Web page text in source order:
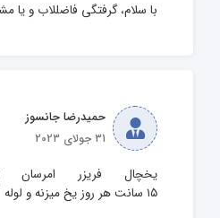
با سلام، گرفتگی فاضللاب و یا
حمیدرضا جانسوز
31 جولای 2023
۱۵ سانت هر روز یخ میزنه و لوله ای هم که از فریزر به یخچال میره و دور لوله رو که خمیر زدن تا سرما بیرون نیاد، یخ میزنه.